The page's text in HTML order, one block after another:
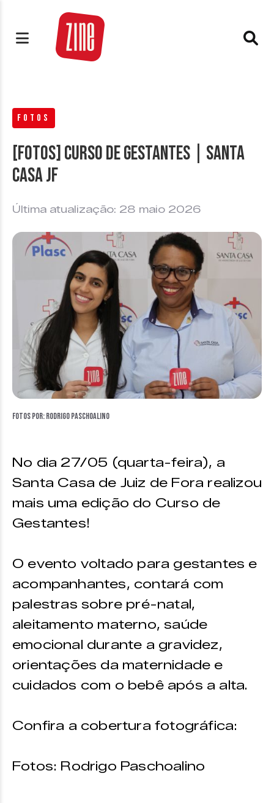
FOTOS
[FOTOS] Curso de Gestantes | Santa
Casa JF
Última atualização: 28 maio 2026
Fotos por: Rodrigo Paschoalino
No dia 27/05 (quarta-feira), a
Santa Casa de Juiz de Fora realizou
mais uma edição do Curso de
Gestantes!
O evento voltado para gestantes e
acompanhantes, contará com
palestras sobre pré-natal,
aleitamento materno, saúde
emocional durante a gravidez,
orientações da maternidade e
cuidados com o bebê após a alta.
Confira a cobertura fotográfica:
Fotos: Rodrigo Paschoalino